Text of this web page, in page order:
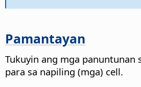
Pamantayan
Tukuyin ang mga panuntunan
para sa napiling (mga) cell.